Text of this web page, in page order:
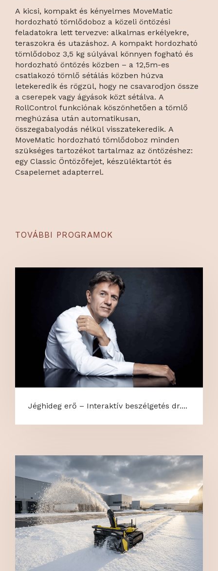
A kicsi, kompakt és kényelmes MoveMatic
hordozható tömlődoboz a közeli öntözési
feladatokra lett tervezve: alkalmas erkélyekre,
teraszokra és utazáshoz. A kompakt hordozható
tömlődoboz 3,5 kg súlyával könnyen fogható és
hordozható öntözés közben – a 12,5m-es
csatlakozó tömlő sétálás közben húzva
letekeredik és rögzül, hogy ne csavarodjon össze
a cserepek vagy ágyások közt sétálva. A
RollControl funkciónak köszönhetően a tömlő
meghúzása után automatikusan,
összegabalyodás nélkül visszatekeredik. A
MoveMatic hordozható tömlődoboz minden
szükséges tartozékot tartalmaz az öntözéshez:
egy Classic Öntözőfejet, készüléktartót és
Csapelemet adapterrel.
TOVÁBBI PROGRAMOK
Jéghideg erő – Interaktív beszélgetés dr....